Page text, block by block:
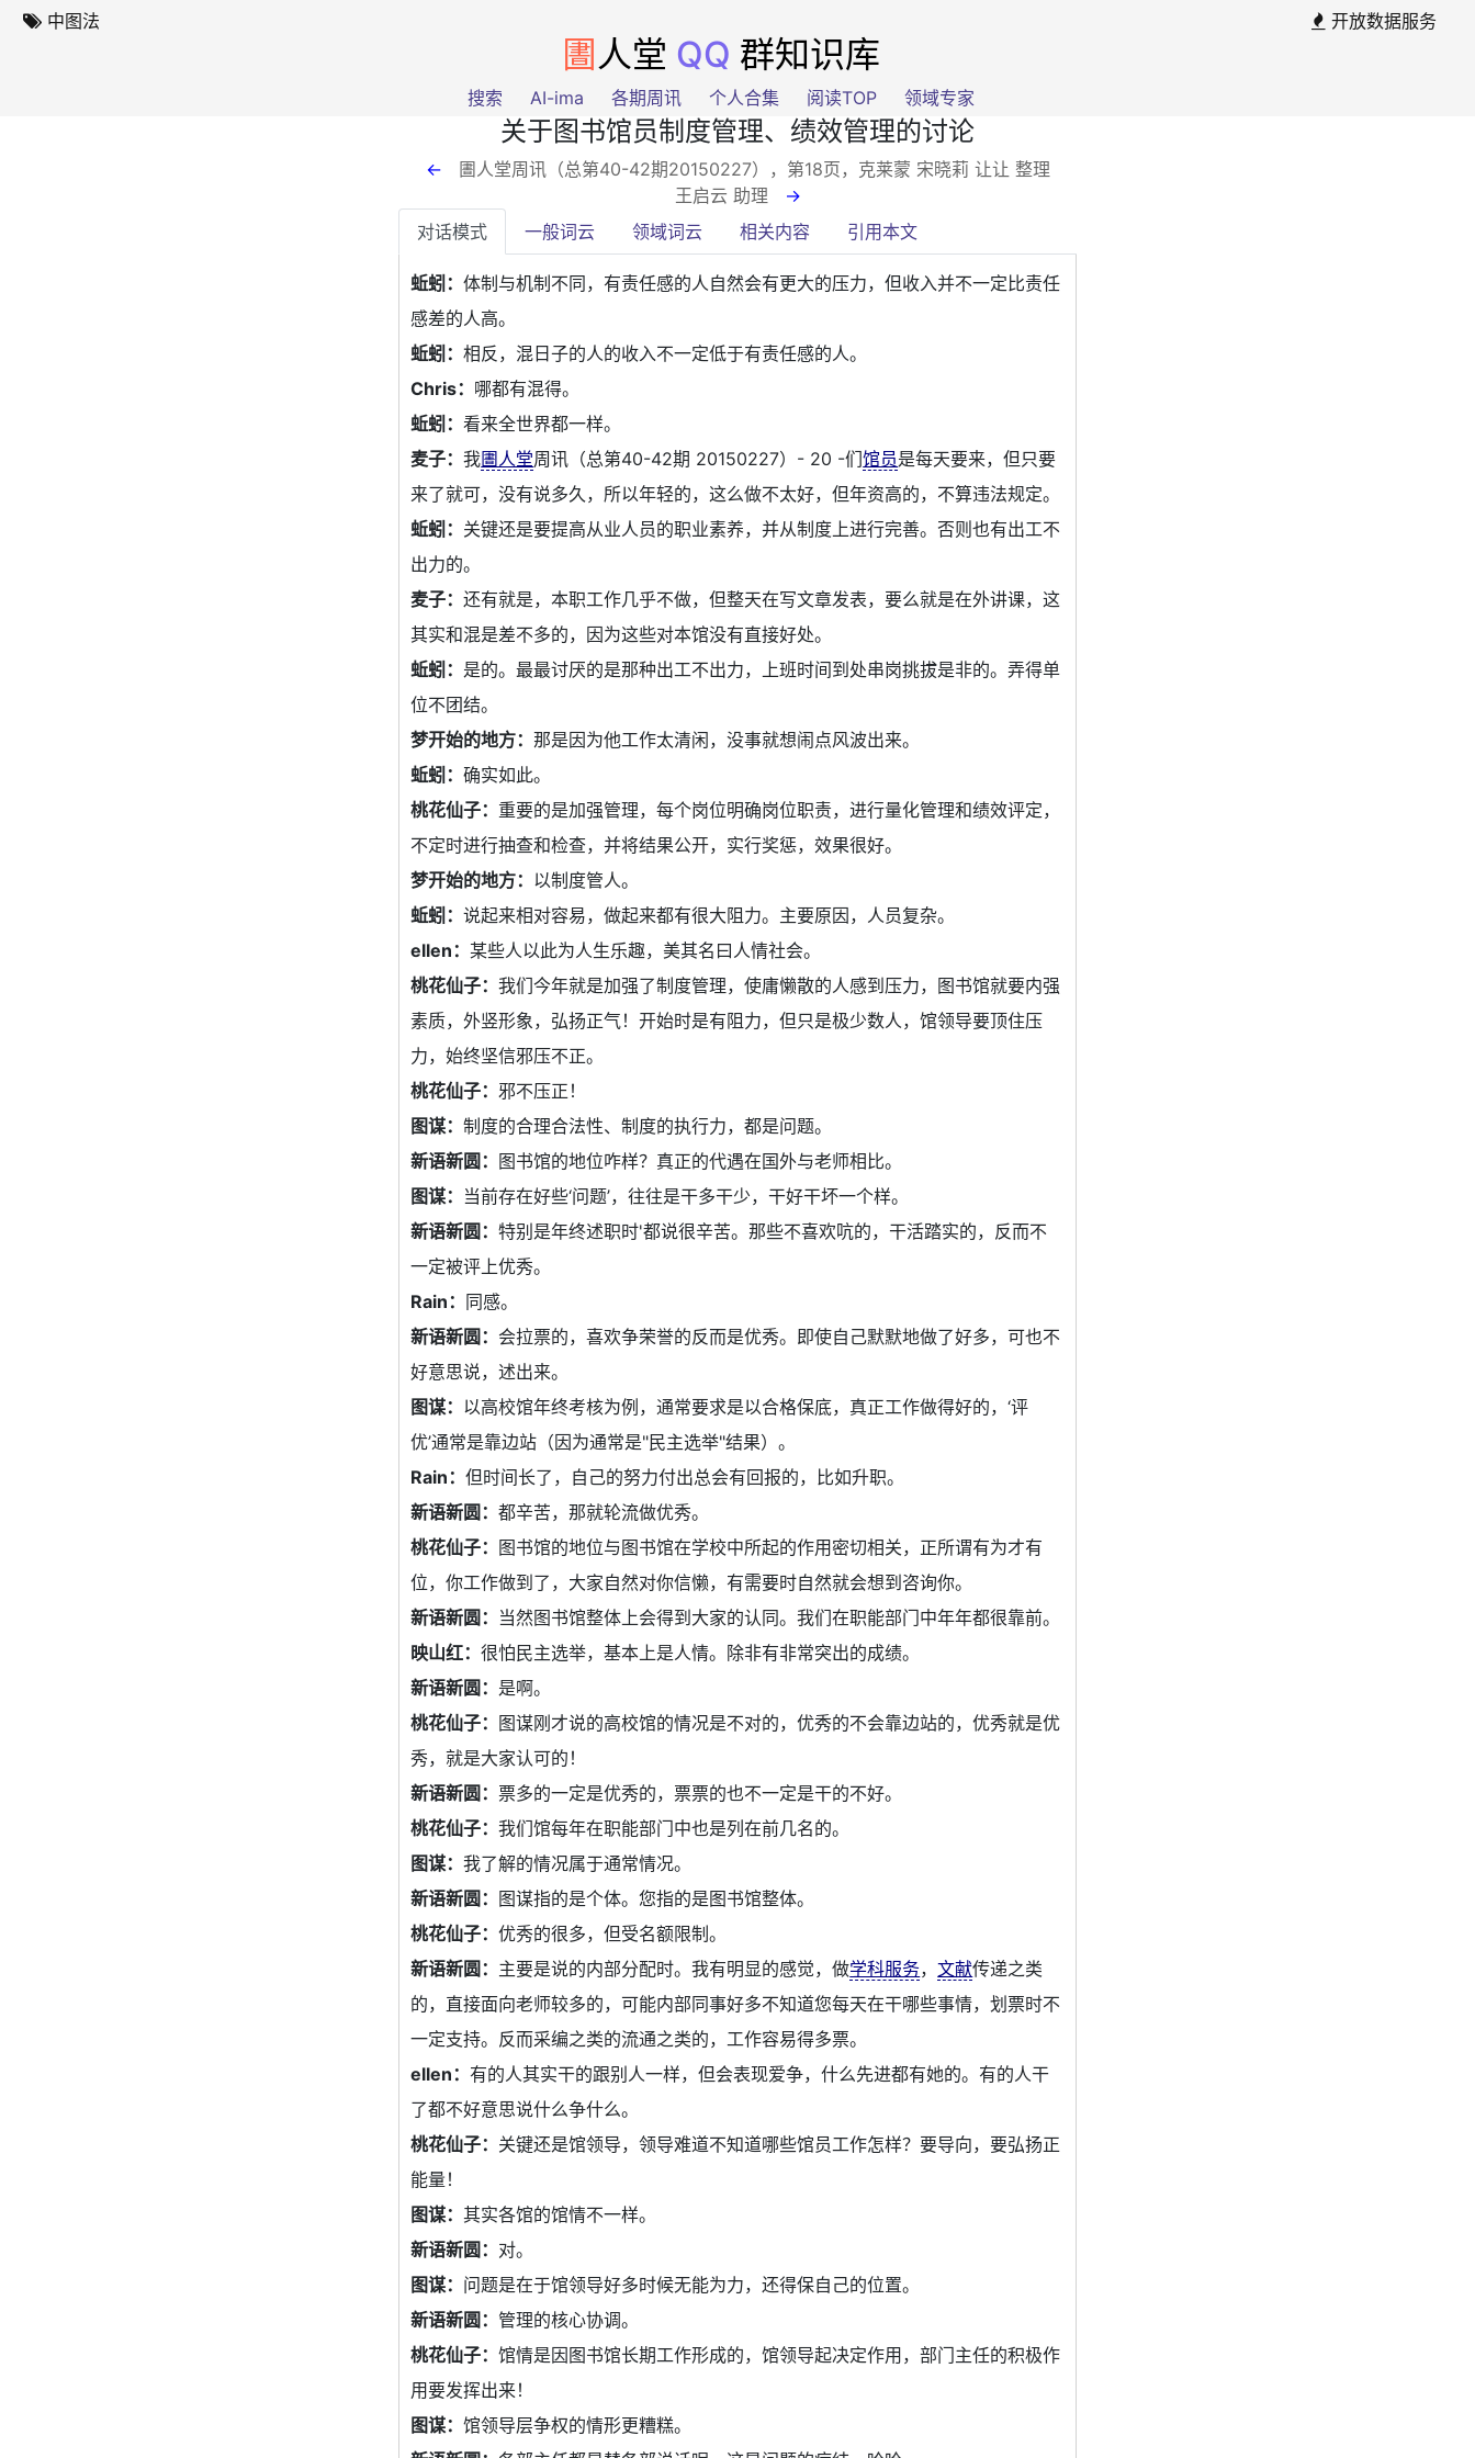
中图法 开放数据服务
圕 人堂 QQ 群知识库
搜索 AI-ima 各期周讯 个人合集 阅读TOP 领域专家
关于图书馆员制度管理、绩效管理的讨论
← 圕人堂周讯（总第40-42期20150227），第18页 ，克莱蒙 宋晓莉 让让 整理
王启云 助理
→
对话模式
一般词云 领域词云 相关内容 引用本文
蚯蚓：体制与机制不同，有责任感的人自然会有更大的压力，但收入并不一定比责任
感差的人高。
蚯蚓：相反，混日子的人的收入不一定低于有责任感的人。
Chris： 哪都有混得。
蚯蚓：看来全世界都一样。
麦子：我圕人堂周讯（总第40-42期 20150227）- 20 -们馆员是每天要来，但只要
来了就可，没有说多久，所以年轻的，这么做不太好，但年资高的，不算违法规定。
蚯蚓： 关键还是要提高从业人员的职业素养，并从制度上进行完善。否则也有出工不
出力的。
麦子：还有就是，本职工作几乎不做，但整天在写文章发表，要么就是在外讲课，这
其实和混是差不多的，因为这些对本馆没有直接好处。
蚯蚓： 是的。最最讨厌的是那种出工不出力，上班时间到处串岗挑拔是非的。弄得单
位不团结。
梦开始的地方：那是因为他工作太清闲，没事就想闹点风波出来。
蚯蚓：确实如此。
桃花仙子： 重要的是加强管理，每个岗位明确岗位职责，进行量化管理和绩效评定，
不定时进行抽查和检查，并将结果公开，实行奖惩，效果很好。
梦开始的地方： 以制度管人。
蚯蚓：说起来相对容易，做起来都有很大阻力。主要原因，人员复杂。
ellen： 某些人以此为人生乐趣，美其名曰人情社会。
桃花仙子：我们今年就是加强了制度管理，使庸懒散的人感到压力，图书馆就要内强
素质，外竖形象，弘扬正气！开始时是有阻力，但只是极少数人，馆领导要顶住压
力，始终坚信邪压不正。
桃花仙子：邪不压正！
图谋：制度的合理合法性、制度的执行力，都是问题。
新语新圆： 图书馆的地位咋样？真正的代遇在国外与老师相比。
图谋： 当前存在好些‘问题’，往往是干多干少，干好干坏一个样。
新语新圆：特别是年终述职时'都说很辛苦。那些不喜欢吭的，干活踏实的，反而不
一定被评上优秀。
Rain： 同感。
新语新圆： 会拉票的，喜欢争荣誉的反而是优秀。即使自己默默地做了好多，可也不
好意思说，述出来。
图谋： 以高校馆年终考核为例，通常要求是以合格保底，真正工作做得好的，‘评
优’通常是靠边站（因为通常是"民主选举"结果）。
Rain：但时间长了，自己的努力付出总会有回报的，比如升职。
新语新圆：都辛苦，那就轮流做优秀。
桃花仙子： 图书馆的地位与图书馆在学校中所起的作用密切相关，正所谓有为才有
位，你工作做到了，大家自然对你信懒，有需要时自然就会想到咨询你。
新语新圆： 当然图书馆整体上会得到大家的认同。我们在职能部门中年年都很靠前。
映山红：很怕民主选举，基本上是人情。除非有非常突出的成绩。
新语新圆： 是啊。
桃花仙子： 图谋刚才说的高校馆的情况是不对的，优秀的不会靠边站的，优秀就是优
秀，就是大家认可的！
新语新圆：票多的一定是优秀的，票票的也不一定是干的不好。
桃花仙子：我们馆每年在职能部门中也是列在前几名的。
图谋：我了解的情况属于通常情况。
新语新圆： 图谋指的是个体。您指的是图书馆整体。
桃花仙子：优秀的很多，但受名额限制。
新语新圆： 主要是说的内部分配时。我有明显的感觉，做学科服务，文献传递之类
的，直接面向老师较多的，可能内部同事好多不知道您每天在干哪些事情，划票时不
一定支持。反而采编之类的流通之类的，工作容易得多票。
ellen：有的人其实干的跟别人一样，但会表现爱争，什么先进都有她的。有的人干
了都不好意思说什么争什么。
桃花仙子： 关键还是馆领导，领导难道不知道哪些馆员工作怎样？要导向，要弘扬正
能量！
图谋：其实各馆的馆情不一样。
新语新圆： 对。
图谋： 问题是在于馆领导好多时候无能为力，还得保自己的位置。
新语新圆： 管理的核心协调。
桃花仙子：馆情是因图书馆长期工作形成的，馆领导起决定作用，部门主任的积极作
用要发挥出来！
图谋：馆领导层争权的情形更糟糕。